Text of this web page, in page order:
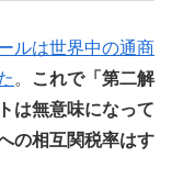
ルは世界中の通商
。
これで「第二解
は無意味になって
の相互関税率はす